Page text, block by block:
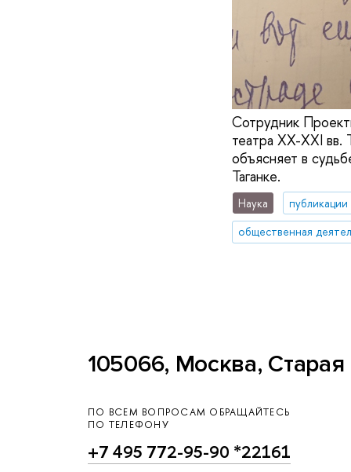
Сотрудник
театра XX-XXI вв.
объясняет в
Таганке.
Наука
публикации
общественная
105066, Москва,
ПО ВСЕМ ВОПРОСАМ ОБРАЩАЙТЕСЬ
ПО ТЕЛЕФОНУ
+7 495 772-95-90 *22161